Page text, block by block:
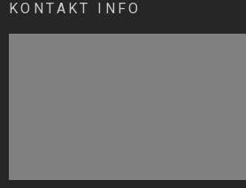
KONTAKT INFO